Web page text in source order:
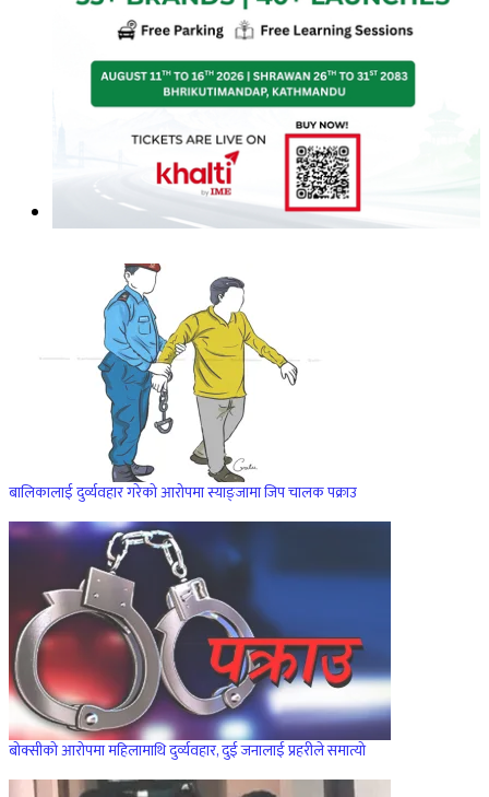
बालिकालाई दुर्व्यवहार गरेको आरोपमा स्याङ्जामा जिप चालक पक्राउ
बोक्सीको आरोपमा महिलामाथि दुर्व्यवहार, दुई जनालाई प्रहरीले समात्यो